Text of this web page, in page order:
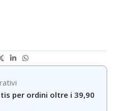
per ordini oltre i 39,90